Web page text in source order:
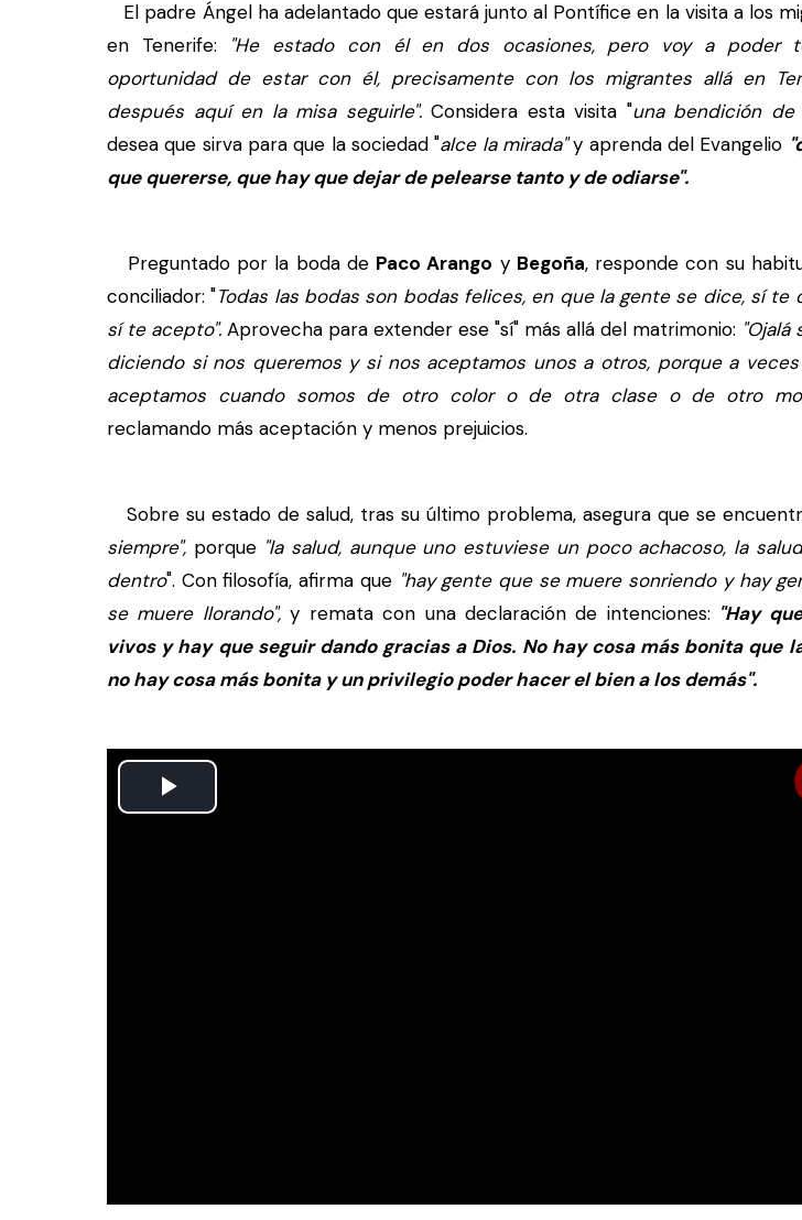
El padre Ángel ha adelantado que estará junto al Pontífice en la visita a los
en Tenerife:
"He estado con él en dos ocasiones, pero voy a poder
oportunidad de estar con él, precisamente con los migrantes allá en
después aquí en la misa seguirle".Considera esta visita "una bendición de
desea que sirva para que la sociedad "alce la mirada"y aprenda del Evangelio
que quererse, que hay que dejar de pelearse tanto y de odiarse".
Preguntado por la boda de Paco Arango y Begoña, responde con su
conciliador: "Todas las bodas son bodas felices, en que la gente se dice, sí te
sí te acepto". Aprovecha para extender ese "sí" más allá del matrimonio: "Ojalá
diciendo si nos queremos y si nos aceptamos unos a otros, porque a
aceptamos cuando somos de otro color o de otra clase o de otro
reclamando más aceptación y menos prejuicios.
Sobre su estado de salud, tras su último problema, asegura que se
siempre", porque "la salud, aunque uno estuviese un poco achacoso, la
dentro". Con filosofía, afirma que "hay gente que se muere sonriendo y hay
se muere llorando",y remata con una declaración de intenciones: "Hay
vivos y hay que seguir dando gracias a Dios. No hay cosa más bonita que
no hay cosa más bonita y un privilegio poder hacer el bien a los demás".